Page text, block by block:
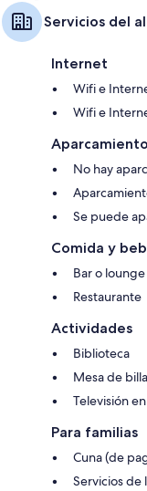
Servicios del
Internet
Wifi e
Wifi e
No hay
Se puede
Comida y
Bar o lounge
Restaurante
Actividades
Biblioteca
Mesa de
Televisión
Para familias
Cuna (de
Servicios de